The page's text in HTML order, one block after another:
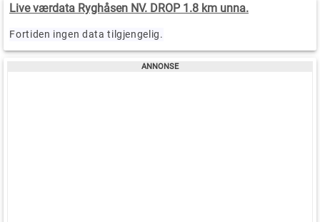
Live værdata Ryghåsen NV. DROP 1.8 km unna.
Fortiden ingen data tilgjengelig.